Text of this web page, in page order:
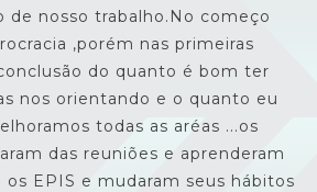
de nosso trabalho.No começo
,porém nas primeiras
do quanto é bom ter
nos orientando e o quanto eu
todas as aréas ...os
das reuniões e aprenderam
EPIS e mudaram seus hábitos